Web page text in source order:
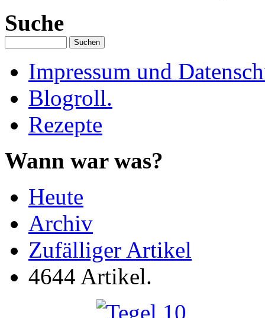
Suche
Impressum und
Blogroll.
Rezepte
Wann war was?
Heute
Archiv
Zufälliger Artikel
4644 Artikel.